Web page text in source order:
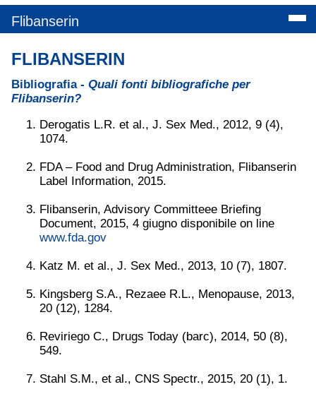
Flibanserin
FLIBANSERIN
Bibliografia - Quali fonti bibliografiche per
Flibanserin?
Derogatis L.R. et al., J. Sex Med., 2012, 9 (4),
1074.
FDA – Food and Drug Administration, Flibanserin
Label Information, 2015.
Flibanserin, Advisory Committeee Briefing
Document, 2015, 4 giugno disponibile on line
www.fda.gov
Katz M. et al., J. Sex Med., 2013, 10 (7), 1807.
Kingsberg S.A., Rezaee R.L., Menopause, 2013,
20 (12), 1284.
Reviriego C., Drugs Today (barc), 2014, 50 (8),
549.
Stahl S.M., et al., CNS Spectr., 2015, 20 (1), 1.